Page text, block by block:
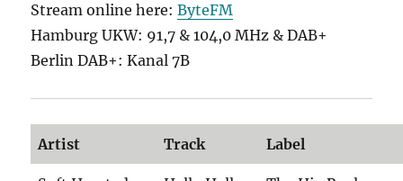
Stream online here:ByteFM
Hamburg UKW: 91,7 & 104,0 MHz & DAB+
Berlin DAB+: Kanal 7B
Artist Track Label